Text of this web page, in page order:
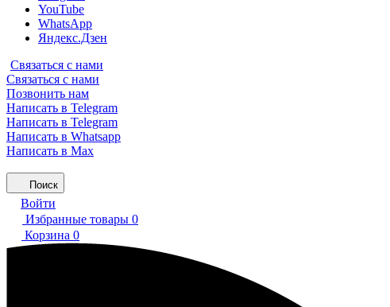
YouTube
WhatsApp
Яндекс.Дзен
Связаться с нами
Связаться с нами
Позвонить нам
Написать в Telegram
Написать в Telegram
Написать в Whatsapp
Написать в Max
Поиск
Войти
Избранные товары 0
Корзина 0